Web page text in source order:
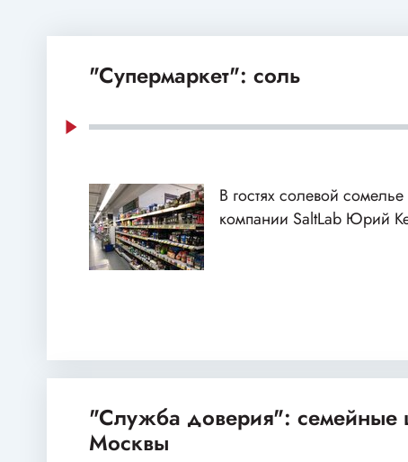
"Супермаркет": соль
В гостях солевой
компании SaltLab Юрий
"Служба доверия": семейные
Москвы